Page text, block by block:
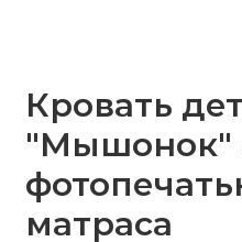
Кровать
"Мышонок"
матраса